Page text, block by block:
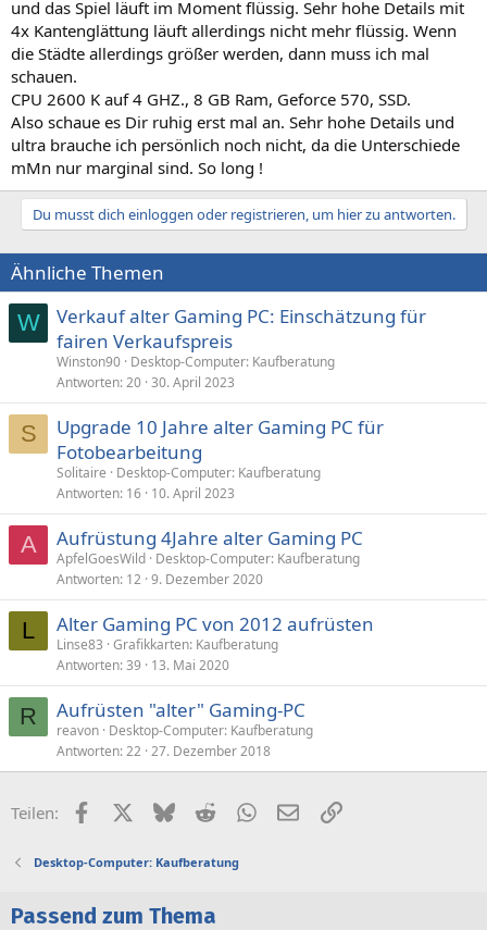
und das Spiel läuft im Moment flüssig. Sehr hohe Details mit
4x Kantenglättung läuft allerdings nicht mehr flüssig. Wenn
die Städte allerdings größer werden, dann muss ich mal
schauen.
CPU 2600 K auf 4 GHZ., 8 GB Ram, Geforce 570, SSD.
Also schaue es Dir ruhig erst mal an. Sehr hohe Details und
ultra brauche ich persönlich noch nicht, da die Unterschiede
mMn nur marginal sind. So long !
Du musst dich einloggen oder registrieren, um hier zu antworten.
Ähnliche Themen
W
Verkauf alter Gaming PC: Einschätzung für
fairen Verkaufspreis
Winston90 Desktop-Computer: Kaufberatung
Antworten 20 30. April 2023
S
Upgrade 10 Jahre alter Gaming PC für
Fotobearbeitung
Solitaire
Desktop-Computer: Kaufberatung
Antworten 16 10. April 2023
A Aufrüstung 4Jahre alter Gaming PC
ApfelGoesWild Desktop-Computer: Kaufberatung
Antworten 12 9. Dezember 2020
L Alter Gaming PC von 2012 aufrüsten
Linse83 Grafikkarten: Kaufberatung
Antworten 39 13. Mai 2020
R Aufrüsten "alter" Gaming-PC
reavon Desktop-Computer: Kaufberatung
Antworten 22 27. Dezember 2018
Teilen: FacebookX (Twitter)
BlueskyRedditWhatsApp
E-MailLink
Desktop-Computer: Kaufberatung
Passend zum Thema